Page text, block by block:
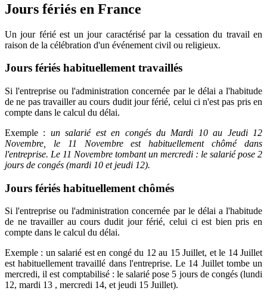
Jours fériés en France
Un jour férié est un jour caractérisé par la cessation du travail en
raison de la célébration d'un événement civil ou religieux.
Jours fériés habituellement travaillés
Si l'entreprise ou l'administration concernée par le délai a l'habitude
de ne pas travailler au cours dudit jour férié, celui ci n'est pas pris en
compte dans le calcul du délai.
Exemple : un salarié est en congés du Mardi 10 au Jeudi 12
Novembre, le 11 Novembre est habituellement chômé dans
l'entreprise. Le 11 Novembre tombant un mercredi : le salarié pose 2
jours de congés (mardi 10 et jeudi 12).
Jours fériés habituellement chômés
Si l'entreprise ou l'administration concernée par le délai a l'habitude
de ne travailler au cours dudit jour férié, celui ci est bien pris en
compte dans le calcul du délai.
Exemple : un salarié est en congé du 12 au 15 Juillet, et le 14 Juillet
est habituellement travaillé dans l'entreprise. Le 14 Juillet tombe un
mercredi, il est comptabilisé : le salarié pose 5 jours de congés (lundi
12, mardi 13 , mercredi 14, et jeudi 15 Juillet).